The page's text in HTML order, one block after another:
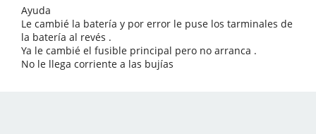
Ayuda
Le cambié la batería y por error le puse los tarminales de
la batería al revés .
Ya le cambié el fusible principal pero no arranca .
No le llega corriente a las bujías